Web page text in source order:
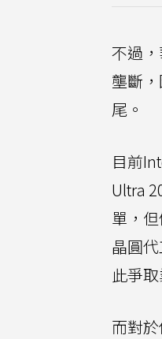
不過
壟斷
尾。
目前
Ultra
單，
晶圓
此爭
而對